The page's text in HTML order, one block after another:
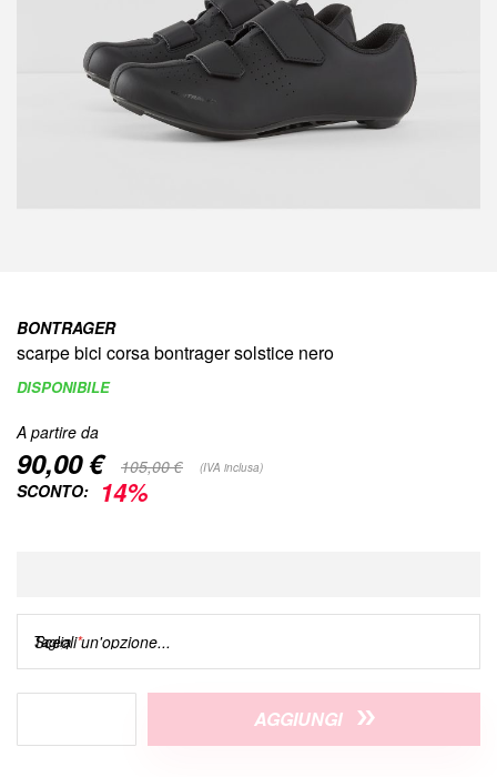
della
galleria
immagini
BONTRAGER
scarpe bici corsa bontrager solstice nero
DISPONIBILE
A partire da
90,00 € 105,00 € (IVA inclusa)
SCONTO: 14%
Taglia
AGGIUNGI